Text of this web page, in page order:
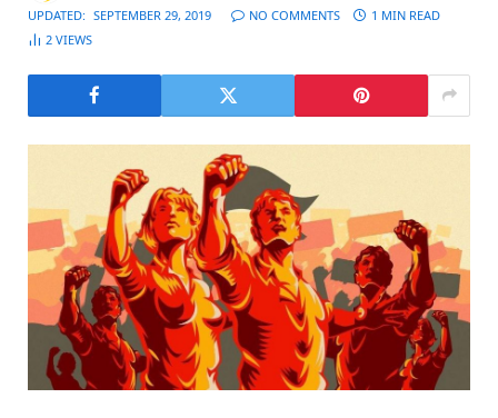
UPDATED: SEPTEMBER 29, 2019 NO COMMENTS
1 MIN READ
2 VIEWS